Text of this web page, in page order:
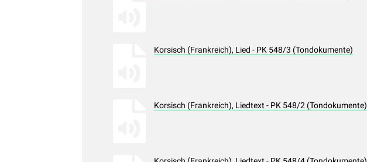
Korsisch (Frankreich), Lied - PK 548/3 (Tondokumente)
Korsisch (Frankreich), Liedtext - PK 548/2 (Tondokumente)